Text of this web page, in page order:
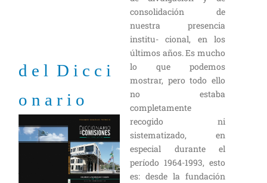
d e l D i c c i
o n a r i o
consolidación de
nuestra presencia
institu- cional, en los
últimos años. Es mucho
lo que podemos
mostrar, pero todo ello
no estaba
completamente
recogido ni
sistematizado, en
especial durante el
período 1964-1993, esto
es: desde la fundación